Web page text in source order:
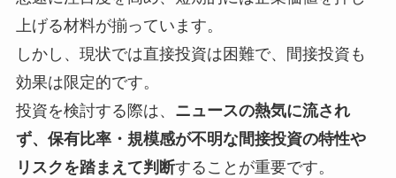
上げる材料が揃っています。
しかし、現状では直接投資は困難で、間接投資も
効果は限定的です。
投資を検討する際は、 ニュースの熱気に流され
ず、保有比率・規模感が不明な間接投資の特性や
リスクを踏まえて判断することが重要です。